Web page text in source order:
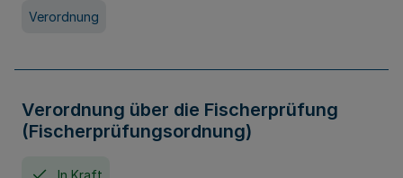
Verordnung
Verordnung über die Fischerprüfung
(Fischerprüfungsordnung)
In Kraft